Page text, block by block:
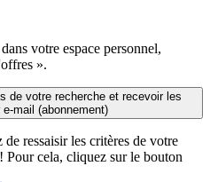
votre espace personnel,
».
de votre recherche et recevoir les
mail (abonnement)
ressaisir les critères de votre
Pour cela, cliquez sur le bouton